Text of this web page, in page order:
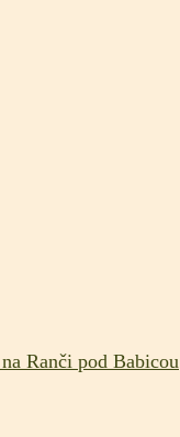
Ranči pod Babicou